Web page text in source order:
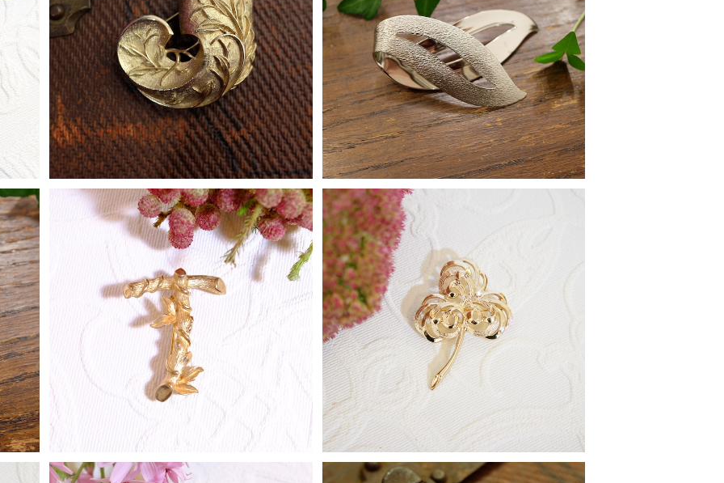
] "
ラ
ン
"Sarah Coventry [サラ コヴェントリー]" 1
961年 "GOLDEN Brocade" ヴィンテージ
ブローチ [BV-239]
¥8,900
"Sarah Coventry [サラ コヴェントリー]" 1
960年 "SATIN FLAME" シルバーの大きな
ヴィンテージブローチ [BV-349]
¥3,900
]" 1
チ
"Sarah Coventry [サラ コヴェントリー]" 1
964年『Sarah's ABC』イニシャルツリーコ
レクション " T " ヴィンテージブローチ [BV-
177]
¥5,200
SOLD OUT
"Sarah Coventry [サラ コヴェントリー]"
60's-70's 三つ葉のクローバーモチーフ ヴ
ィンテージブローチ [BV-124]
¥4,900
SOLD OUT